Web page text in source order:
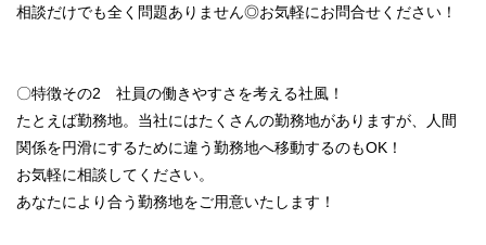
相談だけでも全く問題ありません◎お気軽にお問合せください！
〇特徴その2 社員の働きやすさを考える社風！
たとえば勤務地。当社にはたくさんの勤務地がありますが、人間
関係を円滑にするために違う勤務地へ移動するのもOK！
お気軽に相談してください。
あなたにより合う勤務地をご用意いたします！